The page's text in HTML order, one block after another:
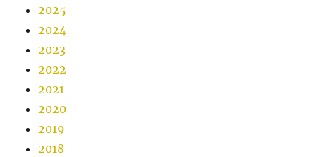
2025
2024
2023
2022
2021
2020
2019
2018